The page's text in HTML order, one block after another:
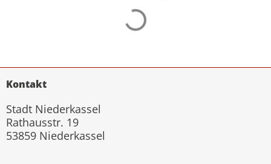
Kontakt
Stadt Niederkassel
Rathausstr. 19
53859 Niederkassel